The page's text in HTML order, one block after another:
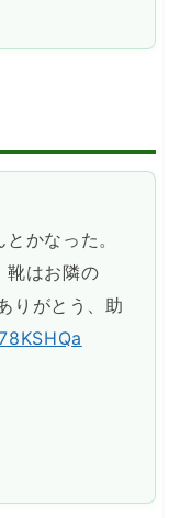
かなった。
靴はお隣の
りがとう、助